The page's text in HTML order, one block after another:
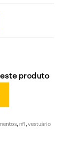
produto
, nfl,vestuário